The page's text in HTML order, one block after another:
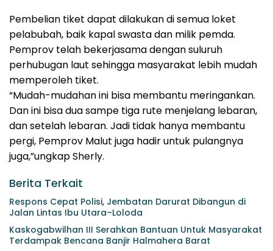
Pembelian tiket dapat dilakukan di semua loket
pelabubah, baik kapal swasta dan milik pemda.
Pemprov telah bekerjasama dengan suluruh
perhubugan laut sehingga masyarakat lebih mudah
memperoleh tiket.
“Mudah-mudahan ini bisa membantu meringankan.
Dan ini bisa dua sampe tiga rute menjelang lebaran,
dan setelah lebaran. Jadi tidak hanya membantu
pergi, Pemprov Malut juga hadir untuk pulangnya
juga,”ungkap Sherly.
Berita Terkait
Respons Cepat Polisi, Jembatan Darurat Dibangun di
Jalan Lintas Ibu Utara–Loloda
Kaskogabwilhan III Serahkan Bantuan Untuk Masyarakat
Terdampak Bencana Banjir Halmahera Barat